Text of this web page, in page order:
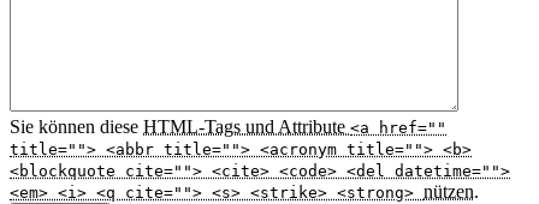
Sie können diese HTML-Tags und Attribute <a href=""
title=""> <abbr title=""> <acronym title=""> <b>
<blockquote cite=""> <cite> <code> <del datetime="">
<em> <i> <q cite=""> <s> <strike> <strong> nützen.